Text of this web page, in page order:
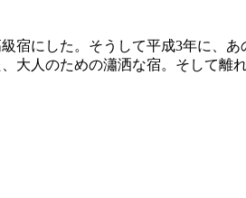
宿にした。そうして平成3年に、
大人のための瀟洒な宿。そして離